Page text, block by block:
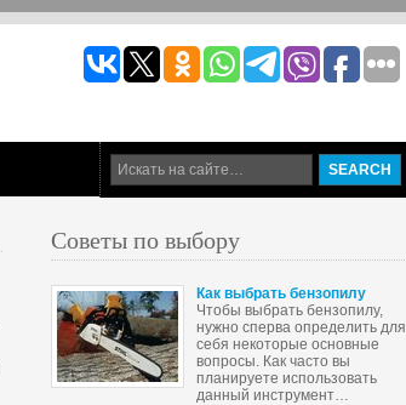
Советы по выбору
Как выбрать бензопилу
Чтобы выбрать бензопилу,
нужно сперва определить для
себя некоторые основные
вопросы. Как часто вы
планируете использовать
данный инструмент…